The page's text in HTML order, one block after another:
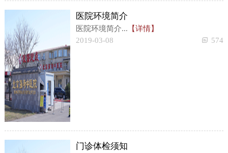
医院环境简介
医院环境简介... 【详情】
2019-03-08
574
门诊体检须知